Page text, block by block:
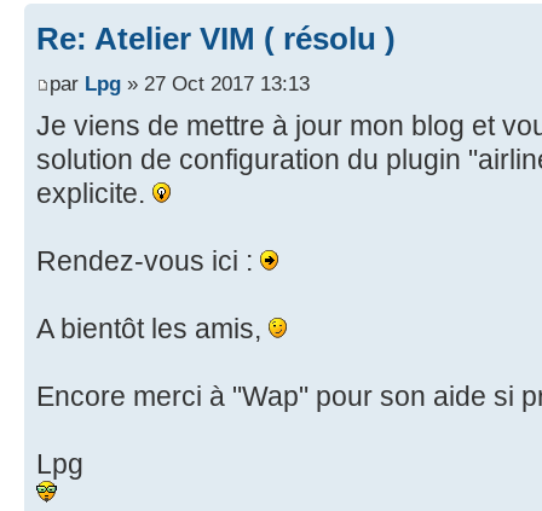
Re: Atelier VIM ( résolu )
par Lpg » 27 Oct 2017 13:13
Je viens de mettre à jour mon blog et
solution de configuration du plugin
explicite.
Rendez-vous ici :
A bientôt les amis,
Encore merci à "Wap" pour son aide si
Lpg